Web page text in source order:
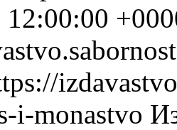
12:00:00
i-monastvo